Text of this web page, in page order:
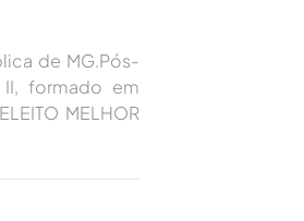
de MG.Pós-
II, formado em
MELHOR